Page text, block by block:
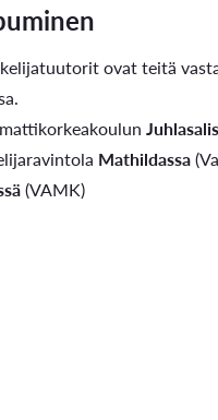
ovat teitä
Mathildassa
(VAMK)